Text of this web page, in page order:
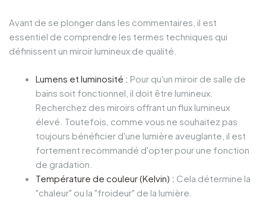
Avant de se plonger dans les commentaires, il est
essentiel de comprendre les termes techniques qui
définissent un miroir lumineux de qualité.
Lumens et luminosité : Pour qu'un miroir de salle de
bains soit fonctionnel, il doit être lumineux.
Recherchez des miroirs offrant un flux lumineux
élevé. Toutefois, comme vous ne souhaitez pas
toujours bénéficier d'une lumière aveuglante, il est
fortement recommandé d'opter pour une fonction
de gradation.
Température de couleur (Kelvin) : Cela détermine la
"chaleur" ou la "froideur" de la lumière.